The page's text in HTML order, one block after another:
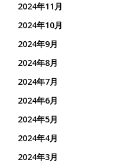
2024年11月
2024年10月
2024年9月
2024年8月
2024年7月
2024年6月
2024年5月
2024年4月
2024年3月